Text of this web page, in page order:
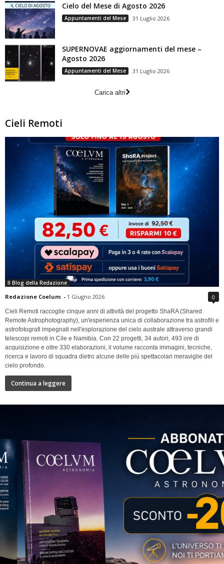
Cielo del Mese di Agosto 2026
Appuntamenti del Mese 31 Luglio 2026
SUPERNOVAE aggiornamenti del mese –
Agosto 2026
Appuntamenti del Mese 31 Luglio 2026
Carica altri
Cieli Remoti
Il Blog della Redazione
Redazione Coelum - 1 Giugno 2026 0
Cieli Remoti raccoglie cinque anni di attività del progetto ShaRA (Shared
Remote Astrophotography), un'esperienza unica di collaborazione tra astrofili e
astrofotografi impegnati nell'esplorazione del cielo australe attraverso grandi
telescopi remoti in Cile e Namibia. Con 22 progetti, 34 autori, 493 ore di
acquisizione e oltre 330 elaborazioni, il volume racconta immagini, tecniche,
ricerca e lavoro di squadra dietro alcune delle più spettacolari meraviglie del
cielo profondo.
Continua a leggere